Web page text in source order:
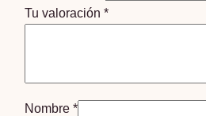
Tu valoración*
Nombre*